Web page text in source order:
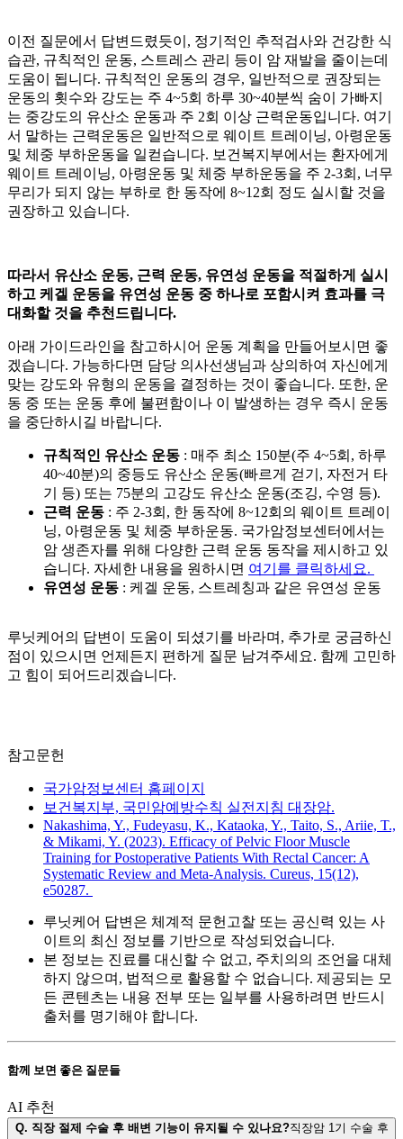
이전 질문에서 답변드렸듯이, 정기적인 추적검사와 건강한 식
습관, 규칙적인 운동, 스트레스 관리 등이 암 재발을 줄이는데
도움이 됩니다. 규칙적인 운동의 경우, 일반적으로 권장되는
운동의 횟수와 강도는 주 4~5회 하루 30~40분씩 숨이 가빠지
는 중강도의 유산소 운동과 주 2회 이상 근력운동입니다. 여기
서 말하는 근력운동은 일반적으로 웨이트 트레이닝, 아령운동
및 체중 부하운동을 일컫습니다. 보건복지부에서는 환자에게
웨이트 트레이닝, 아령운동 및 체중 부하운동을 주 2-3회, 너무
무리가 되지 않는 부하로 한 동작에 8~12회 정도 실시할 것을
권장하고 있습니다.
따라서 유산소 운동, 근력 운동, 유연성 운동을 적절하게 실시
하고 케겔 운동을 유연성 운동 중 하나로 포함시켜 효과를 극
대화할 것을 추천드립니다.
아래 가이드라인을 참고하시어 운동 계획을 만들어보시면 좋
겠습니다. 가능하다면 담당 의사선생님과 상의하여 자신에게
맞는 강도와 유형의 운동을 결정하는 것이 좋습니다. 또한, 운
동 중 또는 운동 후에 불편함이나 이 발생하는 경우 즉시 운동
을 중단하시길 바랍니다.
규칙적인 유산소 운동 : 매주 최소 150분(주 4~5회, 하루
40~40분)의 중등도 유산소 운동(빠르게 걷기, 자전거 타
기 등) 또는 75분의 고강도 유산소 운동(조깅, 수영 등).
근력 운동 : 주 2-3회, 한 동작에 8~12회의 웨이트 트레이
닝, 아령운동 및 체중 부하운동. 국가암정보센터에서는
암 생존자를 위해 다양한 근력 운동 동작을 제시하고 있
습니다. 자세한 내용을 원하시면 여기를 클릭하세요.
유연성 운동 : 케겔 운동, 스트레칭과 같은 유연성 운동
​루닛케어의 답변이 도움이 되셨기를 바라며, 추가로 궁금하신
점이 있으시면 언제든지 편하게 질문 남겨주세요. 함께 고민하
고 힘이 되어드리겠습니다.
참고문헌
국가암정보센터 홈페이지
보건복지부, 국민암예방수칙 실전지침 대장암.
Nakashima, Y., Fudeyasu, K., Kataoka, Y., Taito, S., Ariie, T.,
& Mikami, Y. (2023). Efficacy of Pelvic Floor Muscle
Training for Postoperative Patients With Rectal Cancer: A
Systematic Review and Meta-Analysis. Cureus, 15(12),
e50287.
루닛케어 답변은 체계적 문헌고찰 또는 공신력 있는 사
이트의 최신 정보를 기반으로 작성되었습니다.
본 정보는 진료를 대신할 수 없고, 주치의의 조언을 대체
하지 않으며, 법적으로 활용할 수 없습니다. 제공되는 모
든 콘텐츠는 내용 전부 또는 일부를 사용하려면 반드시
출처를 명기해야 합니다.
함께 보면 좋은 질문들
AI 추천
Q. 직장 절제 수술 후 배변 기능이 유지될 수 있나요?직장암 1기 수술 후